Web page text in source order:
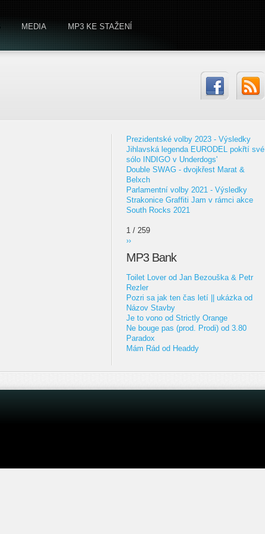
MEDIA MP3 KE STAŽENÍ
Prezidentské volby 2023 - Výsledky
Jihlavská legenda EURODEL pokřtí své
sólo INDIGO v Underdogs'
Double SWAG - dvojkřest Marat &
Belxch
Parlamentní volby 2021 - Výsledky
Strakonice Graffiti Jam v rámci akce
South Rocks 2021
1 / 259
››
MP3 Bank
Toilet Lover od Jan Bezouška & Petr
Rezler
Pozri sa jak ten čas letí || ukázka od
Názov Stavby
Je to vono od Strictly Orange
Ne bouge pas (prod. Prodi) od 3.80
Paradox
Mám Rád od Headdy